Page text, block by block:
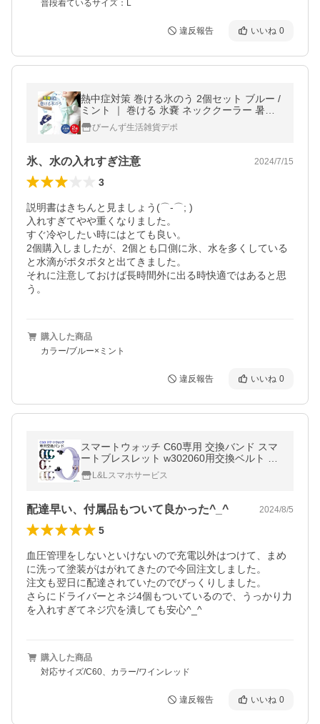
普段着ているサイズ：L
違反報告 いいね 0
熱中症対策 巻ける氷のう 2個セット ブルー /
ミント ｜ 巻ける 氷嚢 ネッククーラー 暑さ
対策 グッズ スポーツ 観戦 ひんやりグッズ
冷却びーんず生活雑貨デポ
氷、水の入れすぎ注意 2024/7/15
3
説明書はきちんと見ましょう(⌒-⌒; )
入れすぎてやや重くなりました。
すぐ冷やしたい時にはとても良い。
2個購入しましたが、2個とも口側に氷、水を多くしている
と水滴がポタポタと出てきました。
それに注意しておけば長時間外に出る時快適ではあると思
う。
購入した商品
カラー/ブルー×ミント
違反報告 いいね 0
スマートウォッチ C60専用 交換バンド スマ
ートブレスレット w302060用交換ベルト ラ
ンニングウォッチ 交換用バンド レディース
メンズ
L&Lスマホサービス
配達早い、付属品もついて良かった^_^ 2024/8/5
5
血圧管理をしないといけないので充電以外はつけて、まめ
に洗って塗装がはがれてきたので今回注文しました。
注文も翌日に配達されていたのでびっくりしました。
さらにドライバーとネジ4個もついているので、うっかり力
を入れすぎてネジ穴を潰しても安心^_^
購入した商品
対応サイズ/C60、カラー/ワインレッド
違反報告 いいね 0